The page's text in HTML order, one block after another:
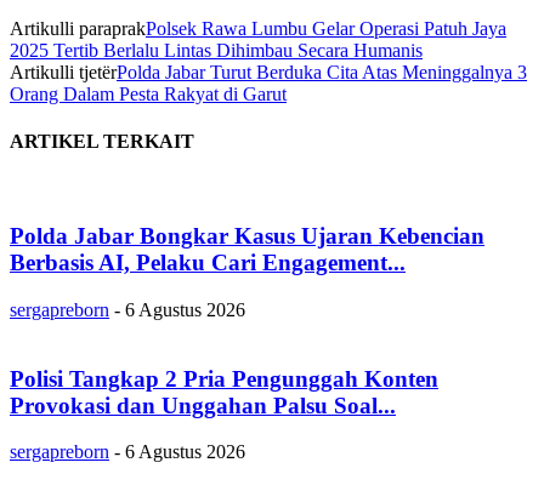
Artikulli paraprakPolsek Rawa Lumbu Gelar Operasi Patuh Jaya
2025 Tertib Berlalu Lintas Dihimbau Secara Humanis
Artikulli tjetërPolda Jabar Turut Berduka Cita Atas Meninggalnya 3
Orang Dalam Pesta Rakyat di Garut
ARTIKEL TERKAIT
Polda Jabar Bongkar Kasus Ujaran Kebencian
Berbasis AI, Pelaku Cari Engagement...
sergapreborn - 6 Agustus 2026
Polisi Tangkap 2 Pria Pengunggah Konten
Provokasi dan Unggahan Palsu Soal...
sergapreborn - 6 Agustus 2026